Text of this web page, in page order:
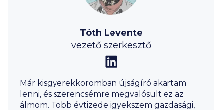
Tóth Levente
vezető szerkesztő
Már kisgyerekkoromban újságíró akartam
lenni, és szerencsémre megvalósult ez az
álmom. Több évtizede igyekszem gazdasági,